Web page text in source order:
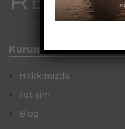
Kurumsal
Hakkımızda
İletişim
Blog